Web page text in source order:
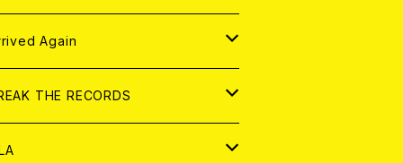
レル
CONTENTS
ログ
Again
ログ
THE RECORDS